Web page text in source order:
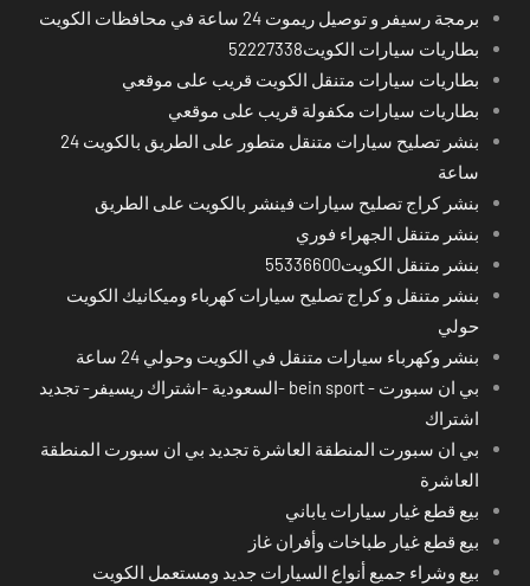
برمجة رسيفر و توصيل ريموت 24 ساعة في محافظات الكويت
بطاريات سيارات الكويت52227338
بطاريات سيارات متنقل الكويت قريب على موقعي
بطاريات سيارات مكفولة قريب على موقعي
بنشر تصليح سيارات متنقل متطور على الطريق بالكويت 24
ساعة
بنشر كراج تصليح سيارات فينشر بالكويت على الطريق
بنشر متنقل الجهراء فوري
بنشر متنقل الكويت55336600
بنشر متنقل و كراج تصليح سيارات كهرباء وميكانيك الكويت
حولي
بنشر وكهرباء سيارات متنقل في الكويت وحولي 24 ساعة
بي ان سبورت - bein sport -السعودية -اشتراك ريسيفر- تجديد
اشتراك
بي ان سبورت المنطقة العاشرة تجديد بي ان سبورت المنطقة
العاشرة
بيع قطع غيار سيارات ياباني
بيع قطع غيار طباخات وأفران غاز
بيع وشراء جميع أنواع السيارات جديد ومستعمل الكويت